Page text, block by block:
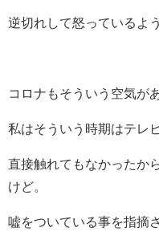
逆切れして怒っているよ
コロナもそういう空気が
私はそういう時期はテレ
直接触れてもなかったか
けど。
嘘をついている事を指摘